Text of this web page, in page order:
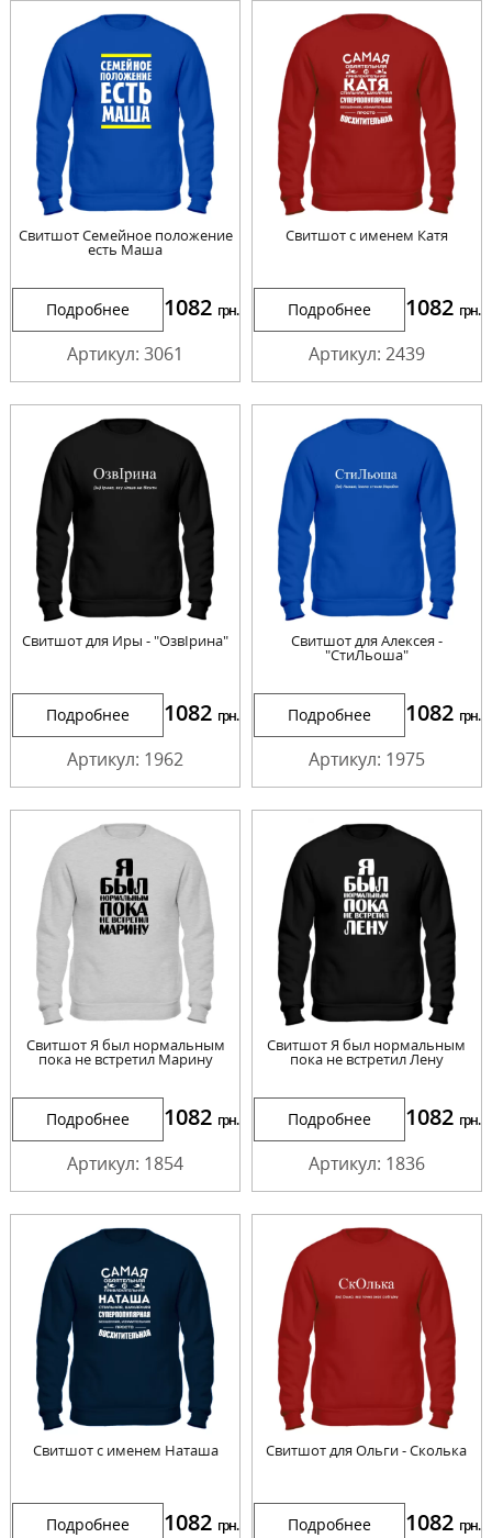
Свитшот Семейное положение
есть Маша
Подробнее 1082 грн.
Артикул: 3061
Свитшот с именем Катя
Подробнее 1082 грн.
Артикул: 2439
Свитшот для Иры - "ОзвІрина"
Подробнее 1082 грн.
Артикул: 1962
Свитшот для Алексея -
"СтиЛьоша"
Подробнее 1082 грн.
Артикул: 1975
Свитшот Я был нормальным
пока не встретил Марину
Подробнее 1082 грн.
Артикул: 1854
Свитшот Я был нормальным
пока не встретил Лену
Подробнее 1082 грн.
Артикул: 1836
Свитшот с именем Наташа
Подробнее 1082 грн.
Свитшот для Ольги - Сколька
Подробнее 1082 грн.